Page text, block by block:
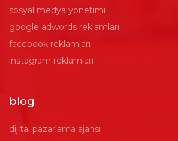
sosyal medya yönetimi
google adwords reklamları
facebook reklamları
ınstagram reklamları
blog
dijital pazarlama ajansı